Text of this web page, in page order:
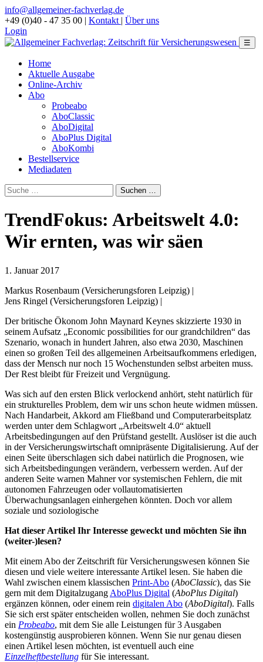
info@allgemeiner-fachverlag.de
+49 (0)40 - 47 35 00 | Kontakt | Über uns
Login
☰
Home
Aktuelle Ausgabe
Online-Archiv
Abo
Probeabo
AboClassic
AboDigital
AboPlus Digital
AboKombi
Bestellservice
Mediadaten
TrendFokus: Arbeitswelt 4.0:
Wir ernten, was wir säen
1. Januar 2017
Markus Rosenbaum (Versicherungsforen Leipzig) |
Jens Ringel (Versicherungsforen Leipzig) |
Der britische Ökonom John Maynard Keynes skizzierte 1930 in
seinem Aufsatz „Economic possibilities for our grandchildren“ das
Szenario, wonach in hundert Jahren, also etwa 2030, Maschinen
einen so großen Teil des allgemeinen Arbeitsaufkommens erledigen,
dass der Mensch nur noch 15 Wochenstunden selbst arbeiten muss.
Der Rest bleibt für Freizeit und Vergnügung.
Was sich auf den ersten Blick verlockend anhört, steht natürlich für
ein strukturelles Problem, dem wir uns schon heute widmen müssen.
Nach Handarbeit, Akkord am Fließband und Computerarbeitsplatz
werden unter dem Schlagwort „Arbeitswelt 4.0“ aktuell
Arbeitsbedingungen auf den Prüfstand gestellt. Auslöser ist die auch
in der Versicherungswirtschaft omnipräsente Digitalisierung. Auf der
einen Seite überschlagen sich dabei natürlich die Prognosen, wie
sich Arbeitsbedingungen verändern, verbessern werden. Auf der
anderen Seite warnen Mahner vor systemischen Fehlern, die mit
autonomen Fahrzeugen oder vollautomatisierten
Überwachungsanlagen einhergehen könnten. Doch vor allem
soziale und soziologische
Hat dieser Artikel Ihr Interesse geweckt und möchten Sie ihn
(weiter-)lesen?
Mit einem Abo der Zeitschrift für Versicherungswesen können Sie
diesen und viele weitere interessante Artikel lesen. Sie haben die
Wahl zwischen einem klassischen Print-Abo (AboClassic), das Sie
gern mit dem Digitalzugang AboPlus Digital (AboPlus Digital)
ergänzen können, oder einem rein digitalen Abo (AboDigital). Falls
Sie sich erst später entscheiden wollen, nehmen Sie doch zunächst
ein Probeabo, mit dem Sie alle Leistungen für 3 Ausgaben
kostengünstig ausprobieren können. Wenn Sie nur genau diesen
einen Artikel lesen möchten, ist eventuell auch eine
Einzelheftbestellung für Sie interessant.